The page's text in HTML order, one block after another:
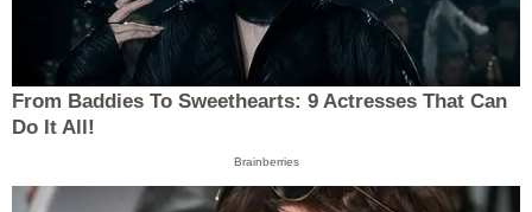
From Baddies To Sweethearts: 9 Actresses That Can
Do It All!
Brainberries